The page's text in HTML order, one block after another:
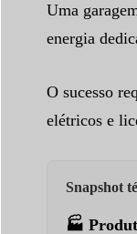
Uma
energia
O sucesso
elétricos e
Snapshot
🏭